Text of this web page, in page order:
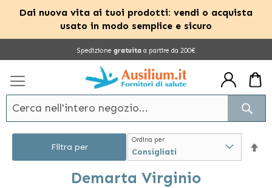
Dai nuova vita ai tuoi prodotti: vendi o acquista
usato in modo semplice e sicuro
Spedizione gratuita a partire da 200€
Demarta Virginio
Ordina per
Filtra per